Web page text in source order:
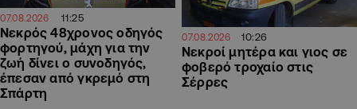
07.08.2026 11:25
Νεκρός 48χρονος οδηγός
φορτηγού, μάχη για την
ζωή δίνει ο συνοδηγός,
έπεσαν από γκρεμό στη
Σπάρτη
07.08.2026 10:26
Νεκροί μητέρα και γιος σε
φοβερό τροχαίο στις
Σέρρες